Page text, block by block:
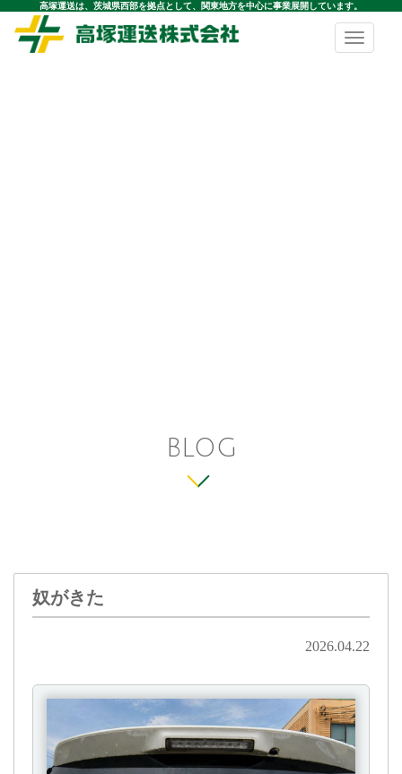
高塚運送は、茨城県西部を拠点として、関東地方を中心に事業展開しています。
Toggle
BLOG
奴がきた
2026.04.22